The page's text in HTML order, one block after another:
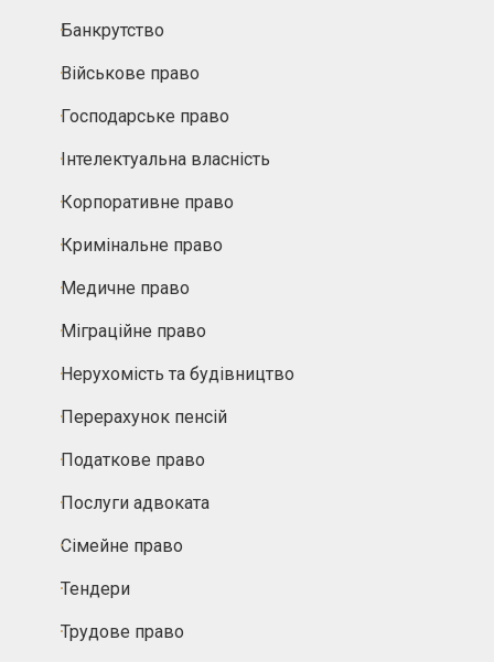
Банкрутство
Військове право
Господарське право
Інтелектуальна власність
Корпоративне право
Кримінальне право
Медичне право
Міграційне право
Нерухомість та будівництво
Перерахунок пенсій
Податкове право
Послуги адвоката
Сімейне право
Тендери
Трудове право